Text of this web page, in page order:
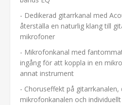
- Dedikerad gitarrkanal med
återställa en naturlig klang till
mikrofoner
- Mikrofonkanal med
ingång för att koppla in en
annat instrument
- Choruseffekt på gitarrkanalen,
mikrofonkanalen och